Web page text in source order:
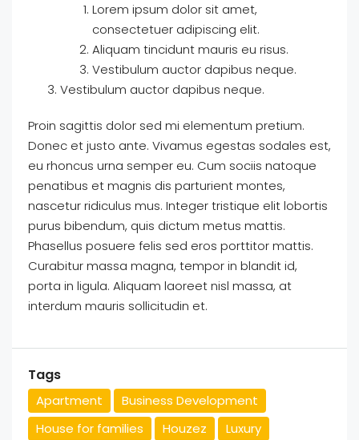
Lorem ipsum dolor sit amet,
consectetuer adipiscing elit.
Aliquam tincidunt mauris eu risus.
Vestibulum auctor dapibus neque.
Vestibulum auctor dapibus neque.
Proin sagittis dolor sed mi elementum pretium.
Donec et justo ante. Vivamus egestas sodales est,
eu rhoncus urna semper eu. Cum sociis natoque
penatibus et magnis dis parturient montes,
nascetur ridiculus mus. Integer tristique elit lobortis
purus bibendum, quis dictum metus mattis.
Phasellus posuere felis sed eros porttitor mattis.
Curabitur massa magna, tempor in blandit id,
porta in ligula. Aliquam laoreet nisl massa, at
interdum mauris sollicitudin et.
Tags
Apartment
Business Development
House for families
Houzez
Luxury